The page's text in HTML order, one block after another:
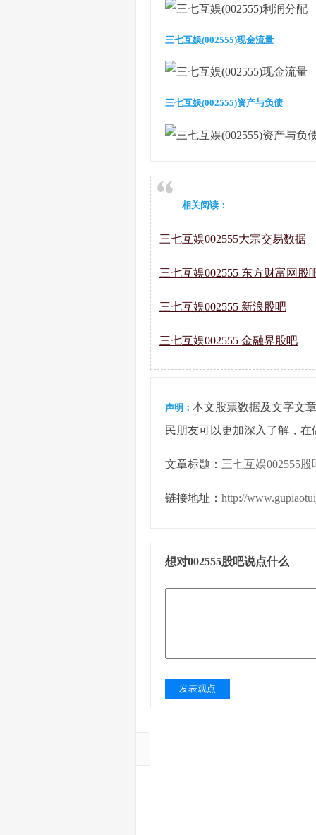
三七互娱(002555)现金流量
三七互娱(002555)资产与负债
相关阅读：
三七互娱002555大宗交易数据
三七互娱002555 东方财富网股
三七互娱002555 新浪股吧
三七互娱002555 金融界股吧
声明： 本文股票数据及文字文
民朋友可以更加深入了解，
文章标题： 三七互娱002555股
链接地址： http://
想对002555股吧说点什么
发表观点